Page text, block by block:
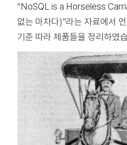
“NoSQL is a Horseless
없는 마차다)”라는 자료에서
기준 따라 제품들을 정리하였